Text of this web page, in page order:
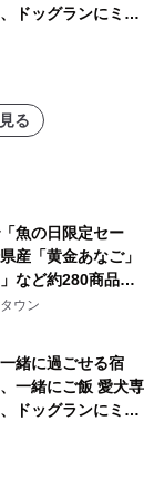
ドッグランにミニ
とトレーラーハウ
る
魚の日限定セー
産「黄金あなご」
など約280商品を
の定例企画～
ウン
緒に過ごせる宿
一緒にご飯 愛犬専
ドッグランにミニ
とトレーラーハウ